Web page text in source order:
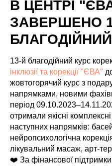
В ЦЕНТРІ
ЗАВЕРШЕНО
13-й благодійний курс
інклюзії та корекції "ЄВА"
жовтогорячий курс з
напрямками, новими
період
отримали якісні
наступних напрямків:
нейропсихологічна
лікувальний масаж, арт-
❤️ За фінансової